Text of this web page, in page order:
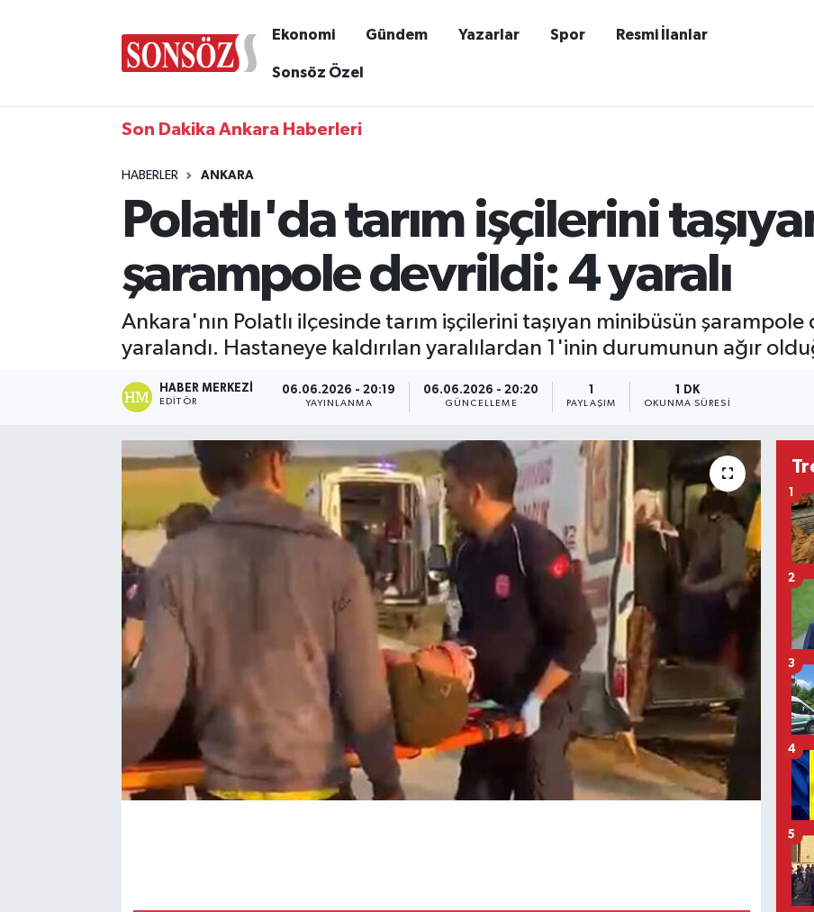
Ekonomi Gündem Yazarlar Spor Resmi İlanlar
Sonsöz Özel
Son Dakika Ankara Haberleri
HABERLER ANKARA
Polatlı'da tarım işçilerini
şarampole devrildi: 4 yaralı
Ankara'nın Polatlı ilçesinde tarım işçilerini taşıyan minibüsün
yaralandı. Hastaneye kaldırılan yaralılardan 1'inin durumunun ağır
HABER MERKEZI
EDITÖR
06.06.2026 - 20:19
YAYINLANMA
06.06.2026 - 20:20
GÜNCELLEME PAYLAŞIM
1 DK
OKUNMA SÜRESI
1
2
3
4
5